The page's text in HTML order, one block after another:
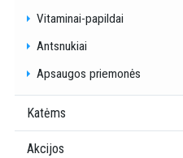
Vitaminai-papildai
Antsnukiai
Apsaugos priemonės
Katėms
Akcijos